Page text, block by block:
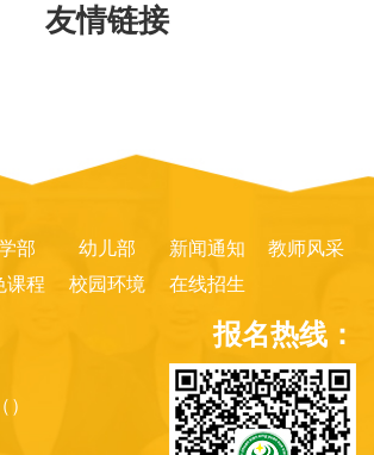
友情链接
部 幼儿部 新闻通知
教师风采
课程 校园环境 在线招生
报名热线：